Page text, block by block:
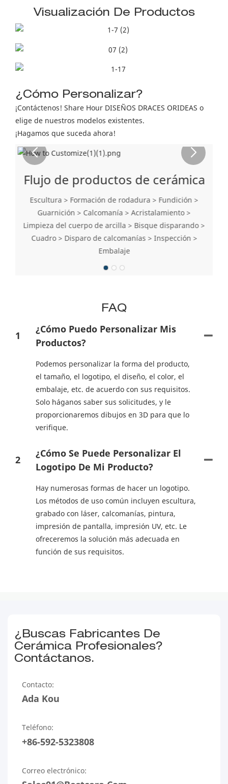
Visualización De Productos
¿Cómo Personalizar?
¡Contáctenos! Share Hour DISEÑOS DRACES ORIDEAS o
elige de nuestros modelos existentes.
¡Hagamos que suceda ahora!
Flujo de productos de cerámica
Escultura > Formación de rodadura > Fundición >
Guarnición > Calcomanía > Acristalamiento >
Limpieza del cuerpo de arcilla > Bisque disparando >
Cuadro > Disparo de calcomanías > Inspección >
Embalaje
FAQ
1
¿Cómo Puedo Personalizar Mis
Productos?
Podemos personalizar la forma del producto,
el tamaño, el logotipo, el diseño, el color, el
embalaje, etc. de acuerdo con sus requisitos.
Solo háganos saber sus solicitudes, y le
proporcionaremos dibujos en 3D para que lo
verifique.
2
¿Cómo Se Puede Personalizar El
Logotipo De Mi Producto?
Hay numerosas formas de hacer un logotipo.
Los métodos de uso común incluyen escultura,
grabado con láser, calcomanías, pintura,
impresión de pantalla, impresión UV, etc. Le
ofreceremos la solución más adecuada en
función de sus requisitos.
¿Buscas Fabricantes De
Cerámica Profesionales?
Contáctanos.
Contacto:
Ada Kou
Teléfono:
+86-592-5323808
Correo electrónico: